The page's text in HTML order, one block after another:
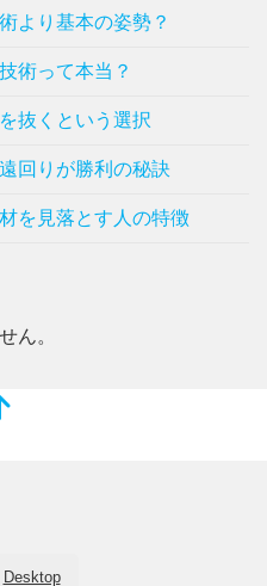
より基本の姿勢？
術って本当？
抜くという選択
回りが勝利の秘訣
を見落とす人の特徴
ん。
Desktop